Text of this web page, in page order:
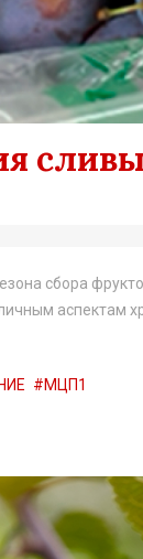
сбора
аспектам
МЦП1